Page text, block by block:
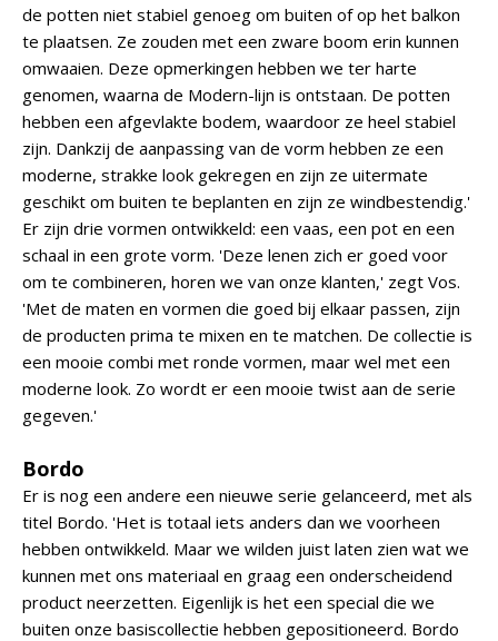
de potten niet stabiel genoeg om buiten of op het balkon
te plaatsen. Ze zouden met een zware boom erin kunnen
omwaaien. Deze opmerkingen hebben we ter harte
genomen, waarna de Modern-lijn is ontstaan. De potten
hebben een afgevlakte bodem, waardoor ze heel stabiel
zijn. Dankzij de aanpassing van de vorm hebben ze een
moderne, strakke look gekregen en zijn ze uitermate
geschikt om buiten te beplanten en zijn ze windbestendig.'
Er zijn drie vormen ontwikkeld: een vaas, een pot en een
schaal in een grote vorm. 'Deze lenen zich er goed voor
om te combineren, horen we van onze klanten,' zegt Vos.
'Met de maten en vormen die goed bij elkaar passen, zijn
de producten prima te mixen en te matchen. De collectie is
een mooie combi met ronde vormen, maar wel met een
moderne look. Zo wordt er een mooie twist aan de serie
gegeven.'
Bordo
Er is nog een andere een nieuwe serie gelanceerd, met als
titel Bordo. 'Het is totaal iets anders dan we voorheen
hebben ontwikkeld. Maar we wilden juist laten zien wat we
kunnen met ons materiaal en graag een onderscheidend
product neerzetten. Eigenlijk is het een special die we
buiten onze basiscollectie hebben gepositioneerd. Bordo